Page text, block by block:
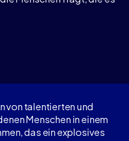
von talentierten und
Menschen in einem
das ein explosives